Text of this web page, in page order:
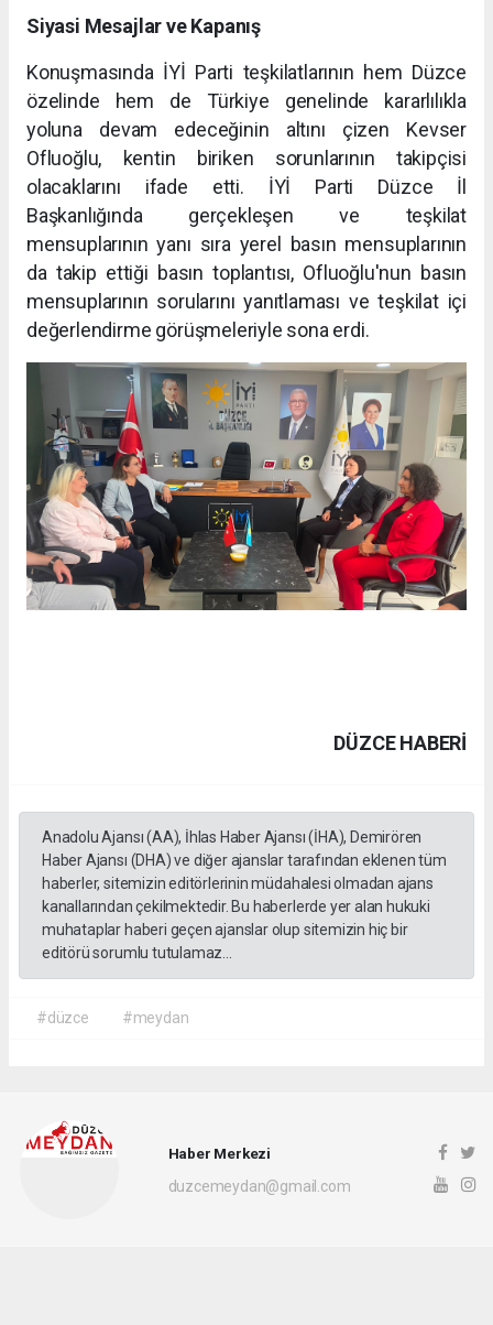
Siyasi Mesajlar ve Kapanış
Konuşmasında İYİ Parti teşkilatlarının hem Düzce
özelinde hem de Türkiye genelinde kararlılıkla
yoluna devam edeceğinin altını çizen Kevser
Ofluoğlu, kentin biriken sorunlarının takipçisi
olacaklarını ifade etti. İYİ Parti Düzce İl
Başkanlığında gerçekleşen ve teşkilat
mensuplarının yanı sıra yerel basın mensuplarının
da takip ettiği basın toplantısı, Ofluoğlu'nun basın
mensuplarının sorularını yanıtlaması ve teşkilat içi
değerlendirme görüşmeleriyle sona erdi.
DÜZCE HABERİ
Anadolu Ajansı (AA), İhlas Haber Ajansı (İHA), Demirören
Haber Ajansı (DHA) ve diğer ajanslar tarafından eklenen tüm
haberler, sitemizin editörlerinin müdahalesi olmadan ajans
kanallarından çekilmektedir. Bu haberlerde yer alan hukuki
muhataplar haberi geçen ajanslar olup sitemizin hiç bir
editörü sorumlu tutulamaz...
#düzce #meydan
Haber Merkezi
duzcemeydan@gmail.com